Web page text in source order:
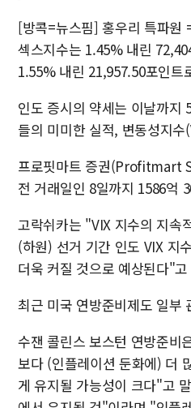
[방콕=뉴스핌] 홍우리 특파원
섹스지수는 1.45% 내린
1.55% 내린 21,957.50포인트
인도 증시의 약세는 이날까지
들의 미미한 실적, 변동성지
프로핏마트 증권(Profitmart
전 거래일인 8일까지 1586억
고락쉬카는 "VIX 지수의 지속
(하원) 선거 기간 인도 VIX 지
더욱 커질 것으로 예상된다"
최근 미국 연방준비제도 일부
수잰 콜린스 보스턴 연방준비
보다 (인플레이션 둔화에) 더
게 유지될 가능성이 크다"고